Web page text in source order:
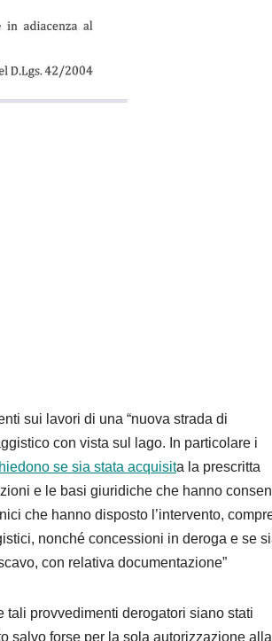
sui lavori di una “nuova strada di
con vista sul lago. In particolare i
se sia stata acquisita la prescritta
e le basi giuridiche che hanno
che hanno disposto l’intervento,
nonché concessioni in deroga e se
con relativa documentazione”
tali provvedimenti derogatori siano stati
salvo forse per la sola autorizzazione alla